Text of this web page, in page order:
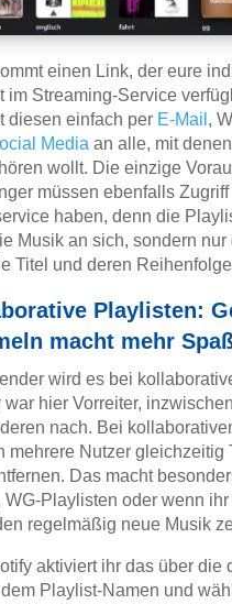
einen Link, der eure
im Streaming-Service
diesen einfach per E-Mail ,
Media an alle, mit
hören wollt. Die einzige
müssen ebenfalls Zugriff
haben, denn die
Musik an sich, sondern nur
Titel und deren
Playlisten:
macht mehr
wird es bei
war hier Vorreiter,
nach. Bei
mehrere Nutzer gleichzeitig
Das macht
WG-Playlisten oder wenn
regelmäßig neue Musik
aktiviert ihr das über die
Playlist-Namen und